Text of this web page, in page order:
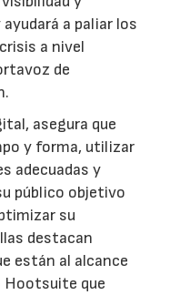
a paliar los
a nivel
de
asegura que
y forma, utilizar
adecuadas y
público objetivo
su
destacan
están al alcance
Hootsuite que